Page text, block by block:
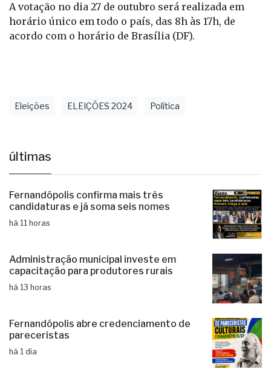
A votação no dia 27 de outubro será realizada em
horário único em todo o país, das 8h às 17h, de
acordo com o horário de Brasília (DF).
Eleições ELEIÇÕES 2024 Política
últimas
Fernandópolis confirma mais três
candidaturas e já soma seis nomes
há 11 horas
Administração municipal investe em
capacitação para produtores rurais
há 13 horas
Fernandópolis abre credenciamento de
pareceristas
há 1 dia